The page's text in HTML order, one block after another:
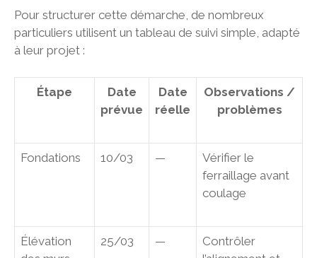
Pour structurer cette démarche, de nombreux
particuliers utilisent un tableau de suivi simple, adapté
à leur projet :
Étape
Date
prévue
Date
réelle
Observations /
problèmes
Fondations 10/03 —
Vérifier le
ferraillage avant
coulage
Élévation
25/03 —
Contrôler